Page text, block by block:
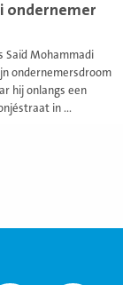
ondernemer
Saïd Mohammadi
ondernemersdroom
hij onlangs een
in ...